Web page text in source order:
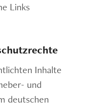
Links
Inhalte
und
deutschen